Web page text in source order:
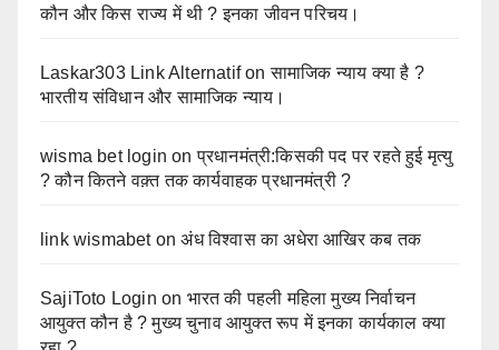
कौन और किस राज्य में थी ? इनका जीवन परिचय।
Laskar303 Link Alternatifonसामाजिक न्याय क्या है ?
भारतीय संविधान और सामाजिक न्याय।
wisma bet login onप्रधानमंत्री:किसकी पद पर रहते हुई मृत्यु
? कौन कितने वक़्त तक कार्यवाहक प्रधानमंत्री ?
link wismabetonअंध विश्वास का अधेरा आखिर कब तक
SajiToto Login on भारत की पहली महिला मुख्य निर्वाचन
आयुक्त कौन है ? मुख्य चुनाव आयुक्त रूप में इनका कार्यकाल क्या